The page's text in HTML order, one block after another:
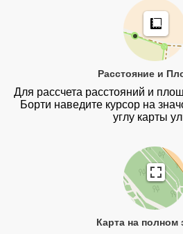
Расстояние и
Для рассчета расстояний и
Борти наведите курсор на
углу карты
Карта на полном